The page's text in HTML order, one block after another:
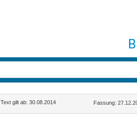
Text gilt ab: 30.08.2014 Fassung: